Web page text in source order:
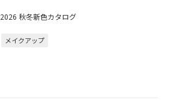
2026 秋冬新色カタログ
メイクアップ